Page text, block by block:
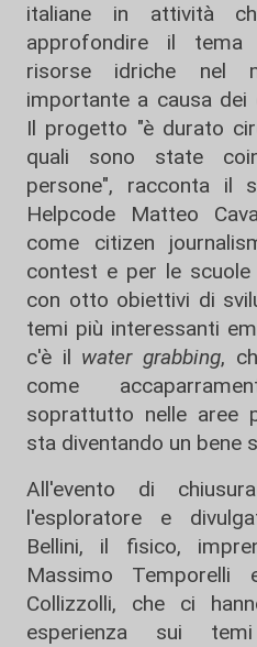
italiane in attività
approfondire il tema
risorse idriche nel
importante a causa dei
Il progetto "è durato
quali sono state
persone", racconta il
Helpcode Matteo
come citizen
contest e per le
con otto obiettivi di
temi più interessanti
c'è il water grabbing,
come
soprattutto nelle aree
sta diventando un bene
All'evento di
l'esploratore e
Bellini, il fisico,
Massimo
Collizzolli, che ci
esperienza sui